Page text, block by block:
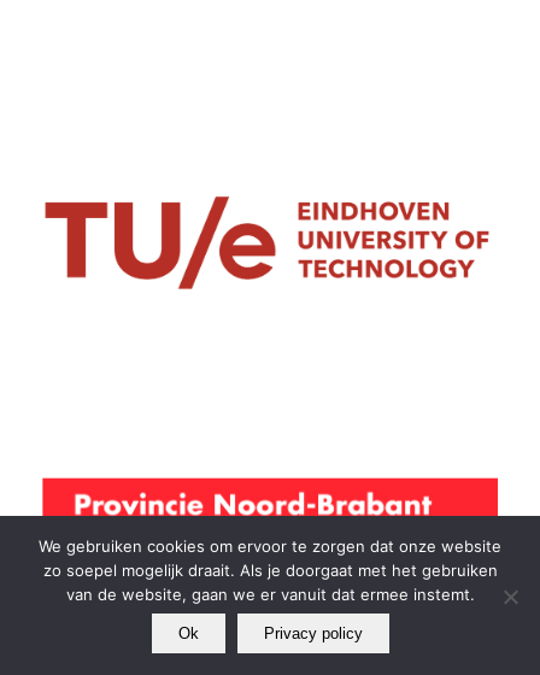
We gebruiken cookies om ervoor te zorgen dat onze website
zo soepel mogelijk draait. Als je doorgaat met het gebruiken
van de website, gaan we er vanuit dat ermee instemt.
Ok Privacy policy